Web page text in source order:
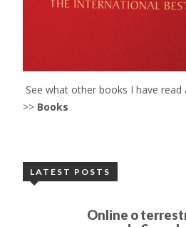
See what other books I have
>> Books
LATEST POSTS
Online o